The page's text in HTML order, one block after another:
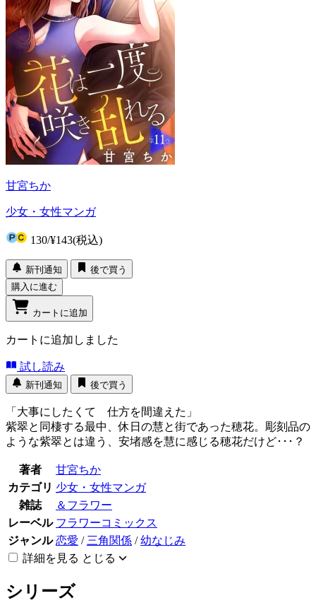
甘宮ちか
少女・女性マンガ
130/¥143(税込)
新刊通知
後で買う
購入に進む
カートに追加
カートに追加しました
試し読み
新刊通知 後で買う
「大事にしたくて 仕方を間違えた」
紫翠と同棲する最中、休日の慧と街であった穂花。彫刻品の
ような紫翠とは違う、安堵感を慧に感じる穂花だけど･･･？
著者
甘宮ちか
カテゴリ 少女・女性マンガ
雑誌
＆フラワー
レーベル フラワーコミックス
ジャンル 恋愛 / 三角関係 /幼なじみ
詳細を見る とじる
シリーズ